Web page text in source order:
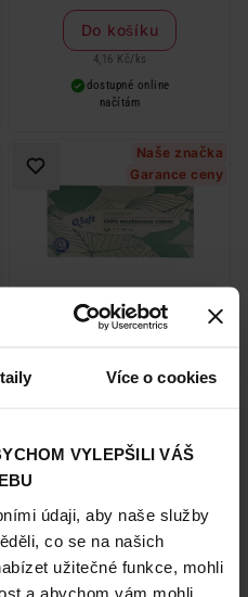
Více o cookies
VYLEPŠILI VÁŠ
údaji, aby naše služby
co se na našich
užitečné funkce, mohli
a abychom vám mohli
Do košíku
4,16 Kč/ ks
dostupné online
načítám
Naše značka
Garance ceny
Q-Soft papírové kapesníčky
recyklované 3vrstvé 80 ks
29,90 Kč
0,37 Kč/ks
načítám